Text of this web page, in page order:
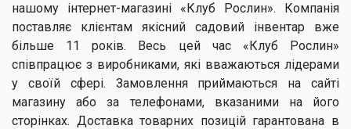
нашому інтернет-магазині «Клуб Рослин». Компанія
поставляє клієнтам якісний садовий інвентар вже
більше 11 років. Весь цей час «Клуб Рослин»
співпрацює з виробниками, які вважаються лідерами
у своїй сфері. Замовлення приймаються на сайті
магазину або за телефонами, вказаними на його
сторінках. Доставка товарних позицій гарантована в